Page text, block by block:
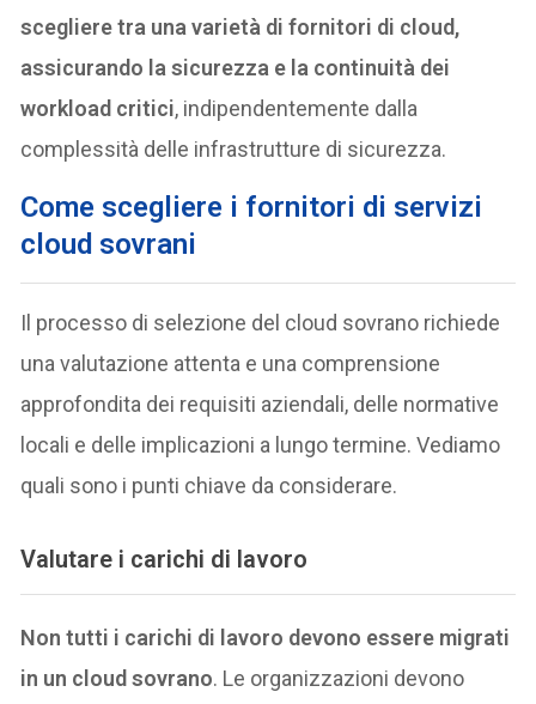
scegliere tra una varietà di fornitori di cloud,
assicurando la sicurezza e la continuità dei
workload critici, indipendentemente dalla
complessità delle infrastrutture di sicurezza.
Come scegliere i fornitori di servizi
cloud sovrani
Il processo di selezione del cloud sovrano richiede
una valutazione attenta e una comprensione
approfondita dei requisiti aziendali, delle normative
locali e delle implicazioni a lungo termine. Vediamo
quali sono i punti chiave da considerare.
Valutare i carichi di lavoro
Non tutti i carichi di lavoro devono essere migrati
in un cloud sovrano. Le organizzazioni devono